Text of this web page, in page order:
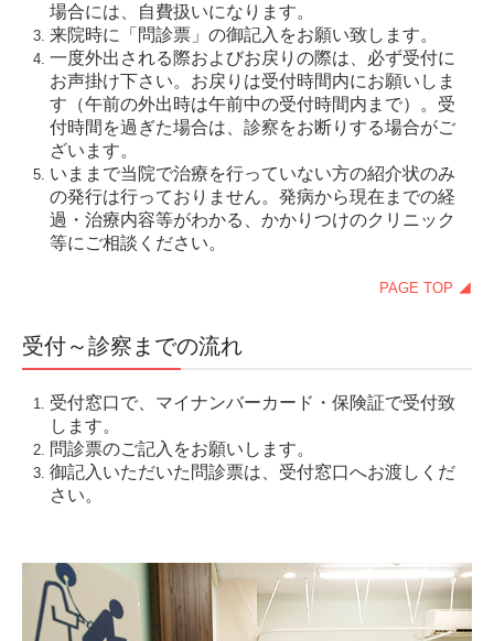
アレルギー科
アレルギー性鼻炎・花粉症
発熱、風邪症状のある患者様へ
内科
貧血治療
鼻水が止まらない
感染性胃腸炎
訪問診療
精神科訪問診療
神経内科訪問診療
認知症訪問診療
健康診断
企業健診
予防接種
場合には、自費扱いになります。
来院時に「問診票」の御記入をお願い致します。
一度外出される際およびお戻りの際は、必ず受付に
お声掛け下さい。お戻りは受付時間内にお願いしま
す（午前の外出時は午前中の受付時間内まで）。受
付時間を過ぎた場合は、診察をお断りする場合がご
ざいます。
いままで当院で治療を行っていない方の紹介状のみ
の発行は行っておりません。発病から現在までの経
過・治療内容等がわかる、かかりつけのクリニック
等にご相談ください。
PAGE TOP ◢
受付～診察までの流れ
受付窓口で、マイナンバーカード・保険証で受付致
します。
問診票のご記入をお願いします。
御記入いただいた問診票は、受付窓口へお渡しくだ
さい。